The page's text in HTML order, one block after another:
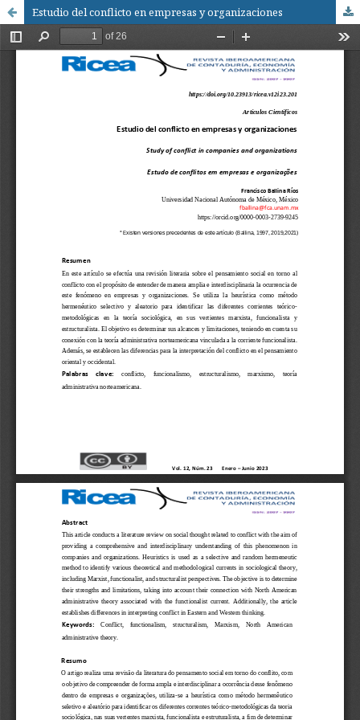
Estudio del conflicto en empresas y organizaciones